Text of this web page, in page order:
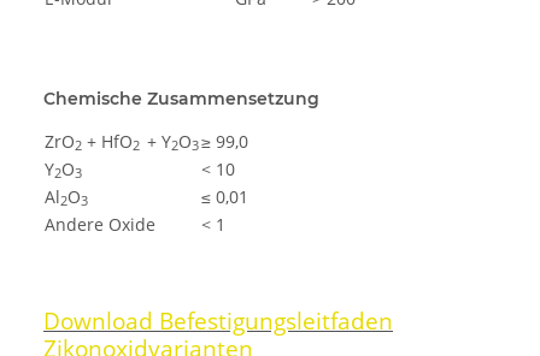
Chemische Zusammensetzung
ZrO2 + HfO2 + Y2O3≥ 99,0
Y2O3
< 10
Al2O3 ≤ 0,01
Andere Oxide
< 1
Download Befestigungsleitfaden
Zikonoxidvarianten